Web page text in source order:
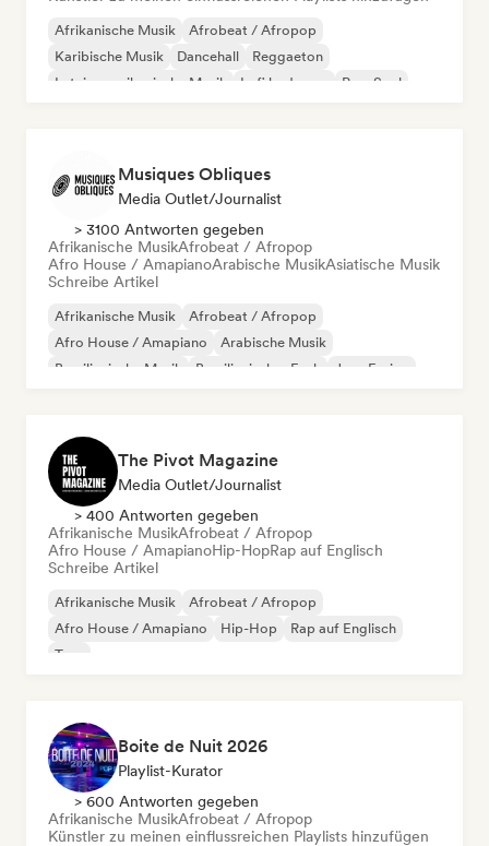
Afrikanische Musik
Afrobeat / Afropop
Karibische Musik
Dancehall
Reggaeton
Lateinamerikanische Musik
Lofi bedroom Pop-Soul
Musiques Obliques
Media Outlet/Journalist
> 3100 Antworten gegeben
Afrikanische MusikAfrobeat / Afropop
Afro House / AmapianoArabische MusikAsiatische Musik
Schreibe Artikel
Afrikanische Musik
Afrobeat / Afropop
Afro House / Amapiano
Arabische Musik
Brasilianische Musik
Brasilianischer Funk
Jazz-Fusion
The Pivot Magazine
Media Outlet/Journalist
> 400 Antworten gegeben
Afrikanische MusikAfrobeat / Afropop
Afro House / AmapianoHip-HopRap auf Englisch
Schreibe Artikel
Afrikanische Musik
Afrobeat / Afropop
Afro House / Amapiano
Hip-Hop
Rap auf Englisch
Trap
Boite de Nuit 2026
Playlist-Kurator
> 600 Antworten gegeben
Afrikanische MusikAfrobeat / Afropop
Künstler zu meinen einflussreichen Playlists hinzufügen